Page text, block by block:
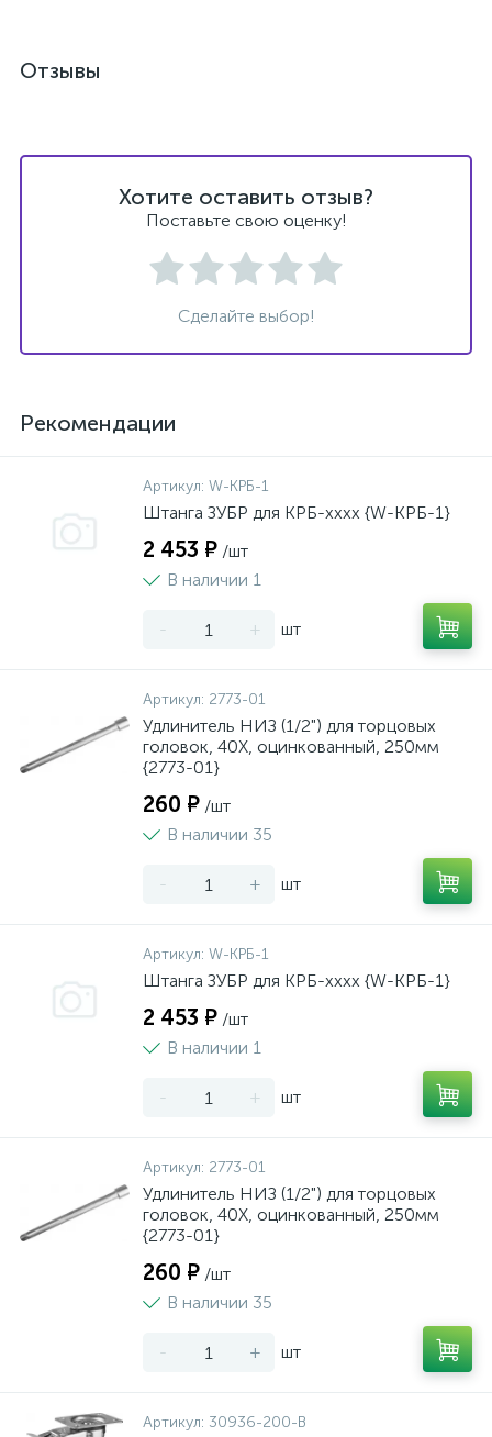
Отзывы
Хотите оставить отзыв?
Поставьте свою оценку!
Сделайте выбор!
Рекомендации
Артикул: W-КРБ-1
Штанга ЗУБР для КРБ-хххх {W-КРБ-1}
2 453 ₽ /шт
В наличии 1
- + шт
Артикул: 2773-01
Удлинитель НИЗ (1/2") для торцовых
головок, 40Х, оцинкованный, 250мм
{2773-01}
260 ₽ /шт
В наличии 35
- + шт
Артикул: W-КРБ-1
Штанга ЗУБР для КРБ-хххх {W-КРБ-1}
2 453 ₽ /шт
В наличии 1
- + шт
Артикул: 2773-01
Удлинитель НИЗ (1/2") для торцовых
головок, 40Х, оцинкованный, 250мм
{2773-01}
260 ₽ /шт
В наличии 35
- + шт
Артикул: 30936-200-B